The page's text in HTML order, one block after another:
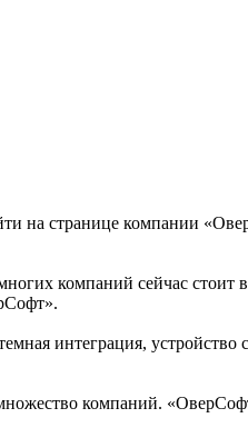
на странице компании
компаний сейчас стоит
интеграция, устройство
компаний.